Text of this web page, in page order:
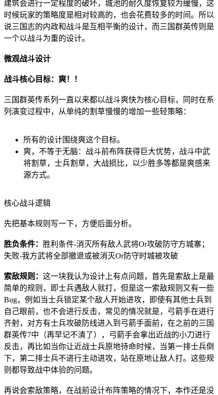
建筑会进行一定程度的破坏，城池的耐久度恢复较为缓慢，这
时候玩家的策略度是相对较高的，也会花费较多的时间。所以
说三国志的内政和战斗是互相平衡的设计，而三国群英传则是
一个以战斗为重的设计。
微观战斗设计
战斗核心目标：爽！！
三国群英传系列一直以来都以战斗爽快为核心目标，同时在系
列演变过程中，从单纯的割草慢慢的增加一些轻策略：
所有的设计围绕爽这个目标。
爽，不等于无脑：战斗前布阵获得巨大优势，战斗中武
将割草，士兵割草，大战损比，以少胜多等都是爽感来
源方式。
核心战斗逻辑
先把基本规则写一下，方便后面分析。
胜负条件： 胜利条件-消灭所有敌人武将Or攻破防守方城寨；
失败-我方武将全部撤退或被消灭Or防守时城被攻破
索敌规则： 这一块我认为设计上有点问题，首先是索敌上是最
简单的规则，即士兵遇敌人就打，但是这一索敌规则又有一些
Bug，例如当士兵锁定某个敌人开始进攻，即使有其他士兵到
自己眼前，也不会进行反击，常见的情况就是，弓箭手在进行
齐射，对方有士兵攻破防线进入到弓箭手面前，在之前的三国
群英传7中（再早记不清了），弓箭手会拿出近战的小刀进行
反击，再比如当你让近战士兵原地待命时候，当第一排士兵倒
下，第二排士兵不进行主动进攻，站在原地让敌人打。这些规
则都导致战中体验的问题。
再说会索敌策略，在战前设计布阵策略的情况下，本作还是没